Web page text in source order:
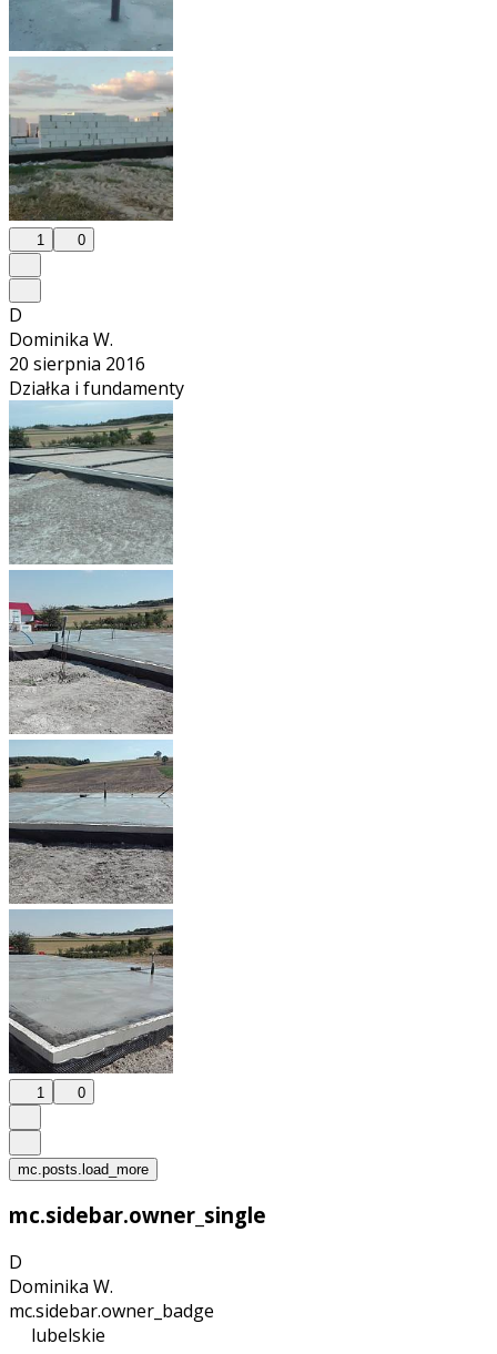
1 0
D
Dominika W.
20 sierpnia 2016
Działka i fundamenty
1 0
mc.posts.load_more
mc.sidebar.owner_single
D
Dominika W.
mc.sidebar.owner_badge
lubelskie